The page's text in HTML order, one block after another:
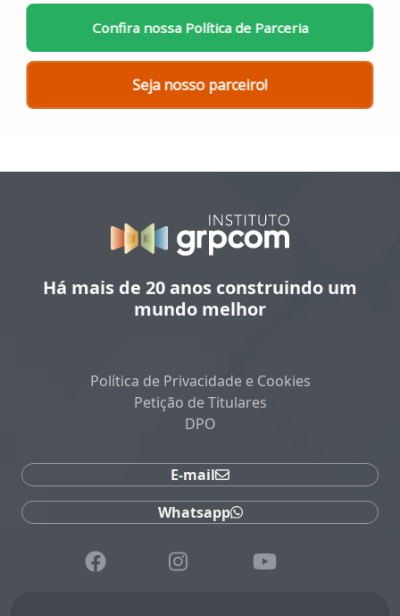
Confira nossa Política de Parceria
Seja nosso parceiro!
Há mais de 20 anos construindo um
mundo melhor
Política de Privacidade e Cookies
Petição de Titulares
DPO
E-mail
Whatsapp